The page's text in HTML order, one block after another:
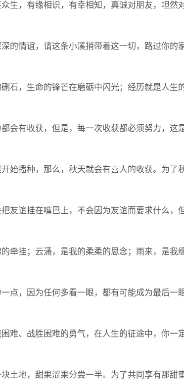
，有缘相识，有幸相知，真诚对朋友，坦然
情谊，请这条小溪捎带着这一切，路过你的
，生命的锋芒在磨砺中闪光；经历就是人生
有收获，但是，每一次收获都必须努力，这
播种，那么，秋天就会有喜人的收获。为了
谊挂在嘴巴上，不会因为友谊而要求什么，
挂；云涌，是我的柔柔的思念；雨来，是我
，因为任何多看一眼，都有可能成为最后一
、战胜困难的勇气，在人生的征途中，你一
地，甜果涩果分尝一半。为了共同享有那甜